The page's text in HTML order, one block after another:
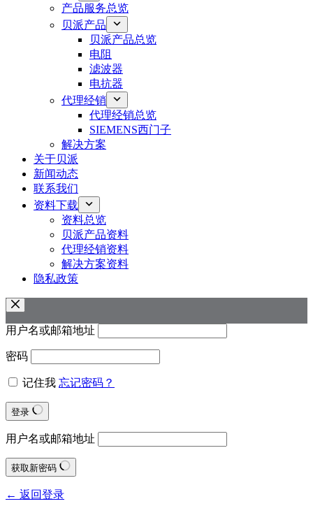
产品服务总览
贝派产品
贝派产品总览
电阻
滤波器
电抗器
代理经销
代理经销总览
SIEMENS西门子
解决方案
关于贝派
新闻动态
联系我们
资料下载
资料总览
贝派产品资料
代理经销资料
解决方案资料
隐私政策
用户名或邮箱地址
密码
记住我 忘记密码？
登录
用户名或邮箱地址
获取新密码
← 返回登录